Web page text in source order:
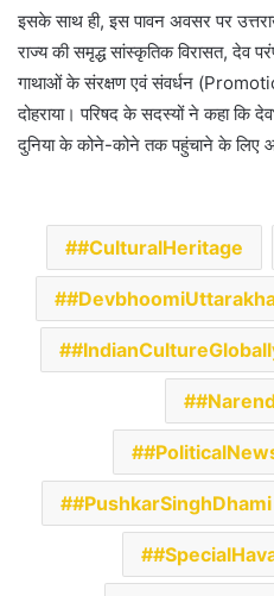
इसके साथ ही, इस पावन अवसर पर
राज्य की समृद्ध सांस्कृतिक विरासत, देव
गाथाओं के संरक्षण एवं संवर्धन
दोहराया। परिषद के सदस्यों ने कहा कि
दुनिया के कोने-कोने तक पहुंचाने के लिए
#CulturalHeritage
#PushkarSinghDhami